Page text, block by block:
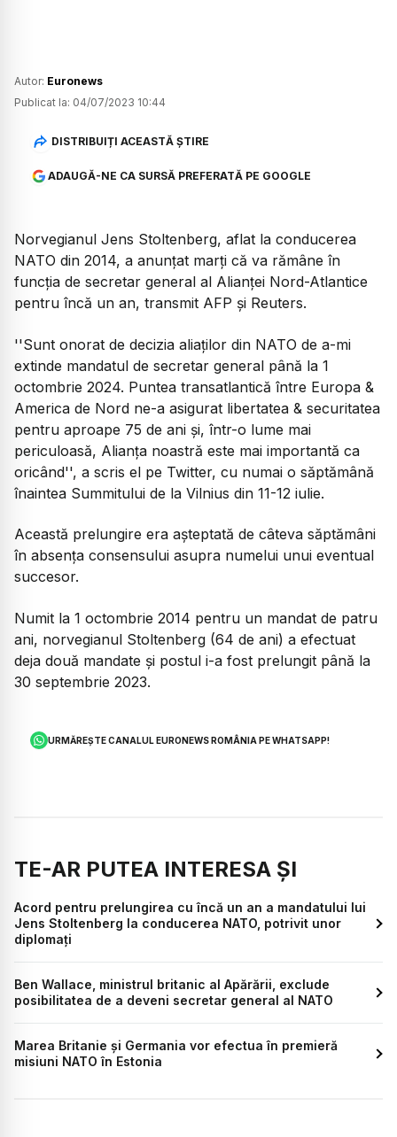
Autor: Euronews
Publicat la: 04/07/2023 10:44
DISTRIBUIȚI ACEASTĂ ȘTIRE
ADAUGĂ-NE CA SURSĂ PREFERATĂ PE GOOGLE
Norvegianul Jens Stoltenberg, aflat la conducerea
NATO din 2014, a anunţat marţi că va rămâne în
funcţia de secretar general al Alianţei Nord-Atlantice
pentru încă un an, transmit AFP şi Reuters.
''Sunt onorat de decizia aliaţilor din NATO de a-mi
extinde mandatul de secretar general până la 1
octombrie 2024. Puntea transatlantică între Europa &
America de Nord ne-a asigurat libertatea & securitatea
pentru aproape 75 de ani şi, într-o lume mai
periculoasă, Alianţa noastră este mai importantă ca
oricând'', a scris el pe Twitter, cu numai o săptămână
înaintea Summitului de la Vilnius din 11-12 iulie.
Această prelungire era aşteptată de câteva săptămâni
în absenţa consensului asupra numelui unui eventual
succesor.
Numit la 1 octombrie 2014 pentru un mandat de patru
ani, norvegianul Stoltenberg (64 de ani) a efectuat
deja două mandate şi postul i-a fost prelungit până la
30 septembrie 2023.
URMĂREȘTE CANALUL EURONEWS ROMÂNIA PE WHATSAPP!
TE-AR PUTEA INTERESA ȘI
Acord pentru prelungirea cu încă un an a mandatului lui
Jens Stoltenberg la conducerea NATO, potrivit unor
diplomaţi
Ben Wallace, ministrul britanic al Apărării, exclude
posibilitatea de a deveni secretar general al NATO
Marea Britanie și Germania vor efectua în premieră
misiuni NATO în Estonia